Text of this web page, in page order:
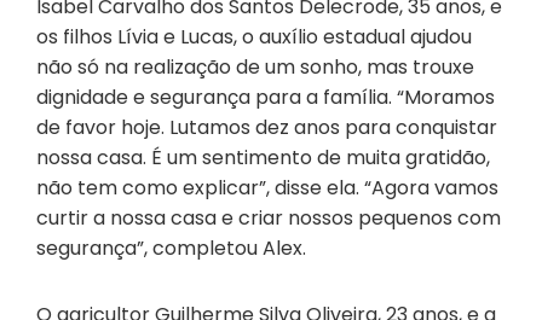
Isabel Carvalho dos Santos Delecrode, 35 anos, e
os filhos Lívia e Lucas, o auxílio estadual ajudou
não só na realização de um sonho, mas trouxe
dignidade e segurança para a família. “Moramos
de favor hoje. Lutamos dez anos para conquistar
nossa casa. É um sentimento de muita gratidão,
não tem como explicar”, disse ela. “Agora vamos
curtir a nossa casa e criar nossos pequenos com
segurança”, completou Alex.
O agricultor Guilherme Silva Oliveira, 23 anos, e a